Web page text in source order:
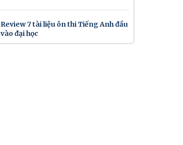
Review 7 tài liệu ôn thi Tiếng Anh đầu
vào đại học